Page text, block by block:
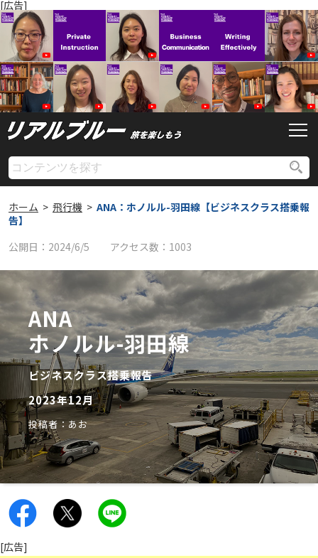
[広告]
ホーム > 飛行機 > ANA：ホノルル-羽田線【ビジネスクラス搭乗報
告】
公開日： 2024/6/5 アクセス数： 1003
ANA
ホノルル-羽田線
ビジネスクラス搭乗報告
2023年12月
投稿者：あお
[広告]